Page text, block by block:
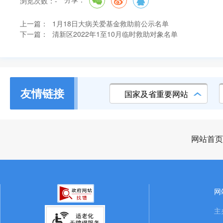
上一篇：
1月18日大病关爱基金救助前公示名单
下一篇：
清新区2022年1至10月临时救助对象名单
友情链接 国家及省重要网站
网站首页